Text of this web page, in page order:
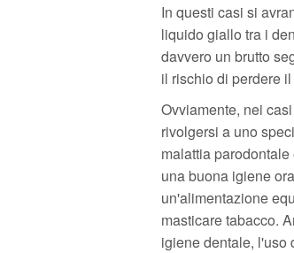
In questi casi si
liquido giallo tra i
davvero un brutto
il rischio di perdere
Ovviamente, nei
rivolgersi a uno
malattia
una buona igiene
un'alimentazione
masticare tabacco.
igiene dentale, l'uso